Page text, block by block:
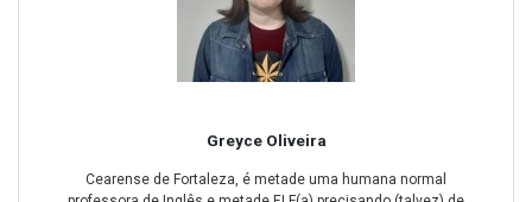
Greyce Oliveira
Cearense de Fortaleza, é metade uma humana normal